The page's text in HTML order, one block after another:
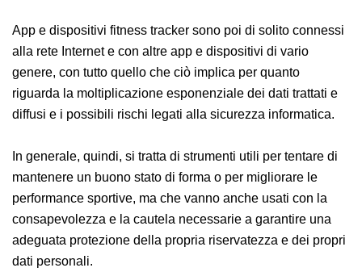
social informazioni su dove, in quali giorni e a che ora
andiamo a correre e se da soli o in compagnia).
App e dispositivi fitness tracker sono poi di solito
connessi alla rete Internet e con altre app e dispositivi
quanto riguarda la moltiplicazione esponenziale dei
dati trattati e diffusi e i possibili rischi legati alla
sicurezza informatica.
In generale, quindi, si tratta di strumenti utili per
tentare di mantenere un buono stato di forma o per